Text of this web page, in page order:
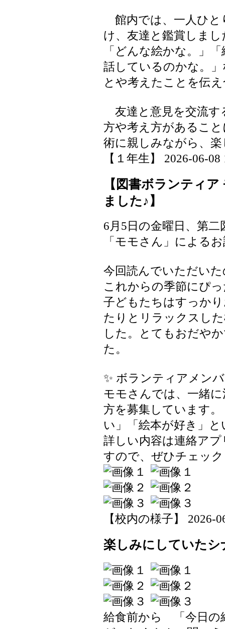
館内では、一人ひと
け、友達と鑑賞しまし
「どんな絵かな。」
話しているのかな。
とや考えたことを伝
友達と意見を交流す
方や考え方があるこ
術に親しみながら、
【１年生】 2026-06-
【図書ボランティ
ました♪】
6月5日の金曜日、第
「モモさん」による
今回読んでいただい
これからの季節にぴ
子どもたちはすっか
たりとリラックスし
した。とてもおだや
た。
✨ ボランティアメン
モモさんでは、一緒
方を募集しています
い」「絵本が好き」
詳しい内容は連絡ア
すので、ぜひチェッ
【校内の様子】 2026-
楽しみにしていたシ
給食前から 「今日の